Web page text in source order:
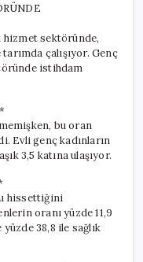
hizmet sektöründe,
çalışıyor. Genç
istihdam
bu oran
Evli genç kadınların
3,5 katına ulaşıyor.
hissettiğini
oranı yüzde 11,9
38,8 ile sağlık